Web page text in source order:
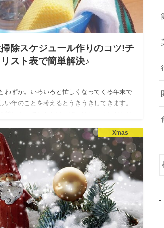
除スケジュール作りのコツ!チ
スト表で簡単解決♪
わずか。いろいろと忙しくなってくる年末で
い年のことを考えるとうきうきしてきます。
い「年末…
Xmas
-